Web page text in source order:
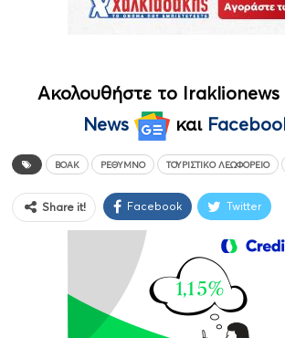
Ακολουθήστε το Iraklionews
News
και
ΒΟΑΚ ΡΈΘΥΜΝΟ ΤΟΥΡΙΣΤΙΚΌ ΛΕΩΦΟΡΕΊΟ
Share it! Facebook Twitter